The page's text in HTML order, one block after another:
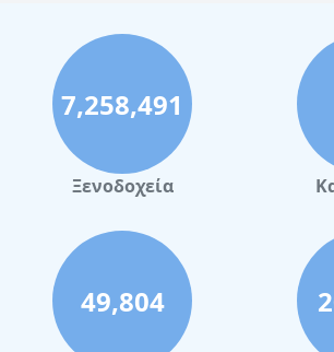
Ξενοδοχεία στην Αίγινα
Ξενοδοχεία στην Πάρο
Ξενοδοχεία στο Λουτράκι
Ξενοδοχεία στη Σκιάθο
Ξενοδοχεία στην Πόλη Χανίων
Ξενοδοχεία στη Ρώμη
Ξενοδοχεία στην Καστοριά
Ξενοδοχεία στην Αλεξανδρούπολη
7,258,491
Ξενοδοχεία
49,804